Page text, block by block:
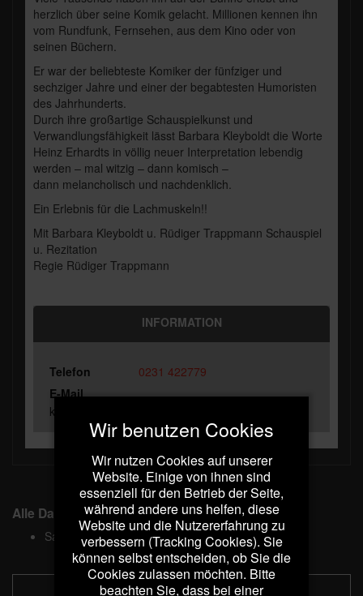
herzlich über seine Komik gelacht. Millionen kennen ihn
vom Rundfunk, Fernsehen, aus dem Kino oder von
seinen Büchern.
Er war der beliebteste Komiker der fünfziger und
sechziger Jahre und einer der begabtesten Humoristen
des Jahrhunderts.
Durch ihre großartige Schauspielkunst und
Verwandlungsfähigkeit lässt Barbara Kleyboldt die Worte
Heinz Erhardts in völlig neuer Interpretation lebendig
werden – mal witzig – dann komisch –
dann melancholisch und nachdenklich.
Ein Erlebnis für die Lachmuskeln!!
Mit Barbara Kleyboldt u. Rüdiger Trappmann Schauspiel
u. Rezitation
Regie Rüdiger Trappmann
INFORMATION
Telefon
0231 422779
E-Mail
kartenvorbestellung@rototheater.de
Alle Daten
Samstag, 3. Oktober19:30
Wir benutzen Cookies
Wir nutzen Cookies auf unserer
Website. Einige von ihnen sind
essenziell für den Betrieb der Seite,
während andere uns helfen, diese
Website und die Nutzererfahrung zu
verbessern (Tracking Cookies). Sie
können selbst entscheiden, ob Sie die
Cookies zulassen möchten. Bitte
beachten Sie, dass bei einer